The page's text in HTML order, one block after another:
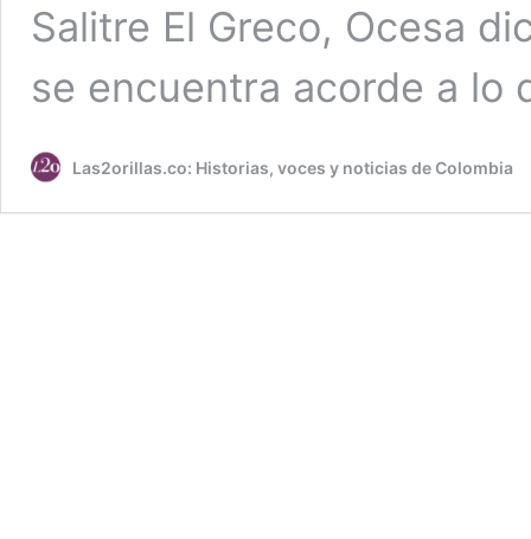
Salitre El Greco, Ocesa
se encuentra acorde a lo
Las2orillas.co: Historias, voces y noticias de Colombia